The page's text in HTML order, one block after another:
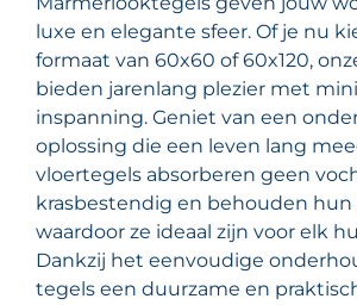
luxe en elegante sfeer. Of je nu
formaat van 60x60 of 60x120,
bieden jarenlang plezier met
inspanning. Geniet van een
oplossing die een leven lang
vloertegels absorberen geen
krasbestendig en behouden hun
waardoor ze ideaal zijn voor elk
Dankzij het eenvoudige
tegels een duurzame en